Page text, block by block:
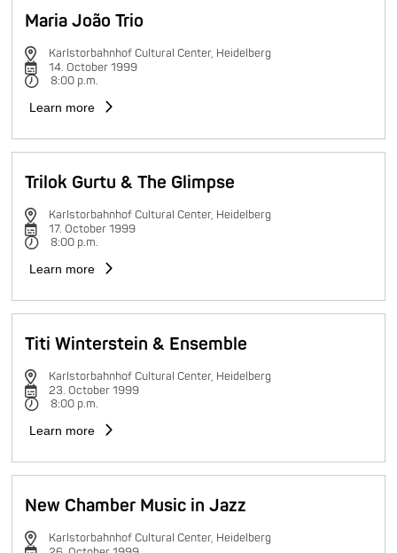
Maria João Trio
Karlstorbahnhof Cultural Center, Heidelberg
14. October 1999
8:00 p.m.
Learn more
Trilok Gurtu & The Glimpse
Karlstorbahnhof Cultural Center, Heidelberg
17. October 1999
8:00 p.m.
Learn more
Titi Winterstein & Ensemble
Karlstorbahnhof Cultural Center, Heidelberg
23. October 1999
8:00 p.m.
Learn more
New Chamber Music in Jazz
Karlstorbahnhof Cultural Center, Heidelberg